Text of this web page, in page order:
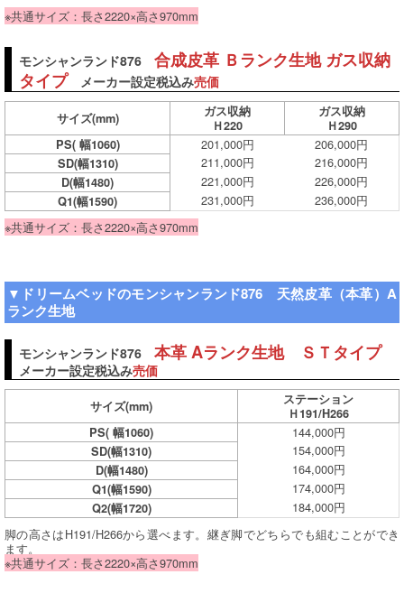
※共通サイズ：長さ2220×高さ970mm
モンシャンランド876 合成皮革 Ｂランク生地 ガス収納
タイプメーカー設定税込み売価
サイズ(mm)
ガス収納
Ｈ220
ガス収納
Ｈ290
PS( 幅1060)
201,000円 206,000円
SD(幅1310) 211,000円 216,000円
D(幅1480) 221,000円 226,000円
Q1(幅1590) 231,000円
236,000円
※共通サイズ：長さ2220×高さ970mm
▼ドリームベッドのモンシャンランド876 天然皮革（本革）A
ランク生地
モンシャンランド876 本革 Aランク生地 ＳＴタイプ
メーカー設定税込み売価
サイズ(mm)
ステーション
Ｈ191/H266
PS( 幅1060)
144,000円
SD(幅1310) 154,000円
D(幅1480) 164,000円
Q1(幅1590) 174,000円
Q2(幅1720)
184,000円
脚の高さはH191/H266から選べます。継ぎ脚でどちらでも組むことができ
ます。
※共通サイズ：長さ2220×高さ970mm